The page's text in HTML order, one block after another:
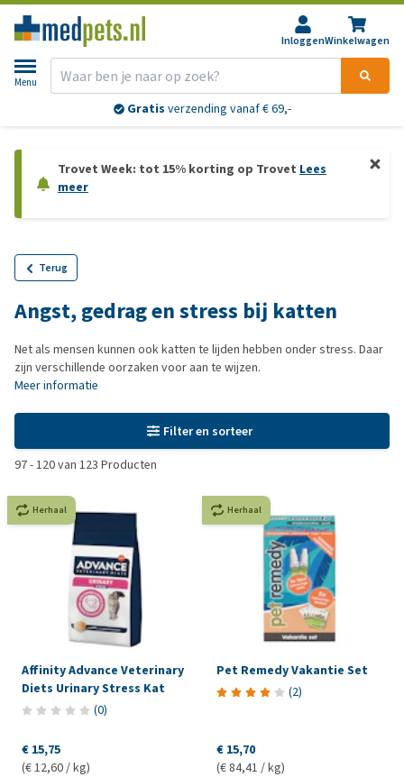
InloggenWinkelwagen
Menu
Retourneren?30 dagenbedenktijd
Trovet Week: tot 15% korting op Trovet Lees
meer
Terug
Angst, gedrag en stress bij katten
Net als mensen kunnen ook katten te lijden hebben onder stress. Daar
zijn verschillende oorzaken voor aan te wijzen.
Meer informatie
Filter en sorteer
97-120van 123 Producten
Herhaal
Affinity Advance Veterinary
Diets Urinary Stress Kat
(0)
€ 15,75
(€ 12,60 / kg)
Herhaal
Pet Remedy Vakantie Set
(2)
€ 15,70
(€ 84,41 / kg)